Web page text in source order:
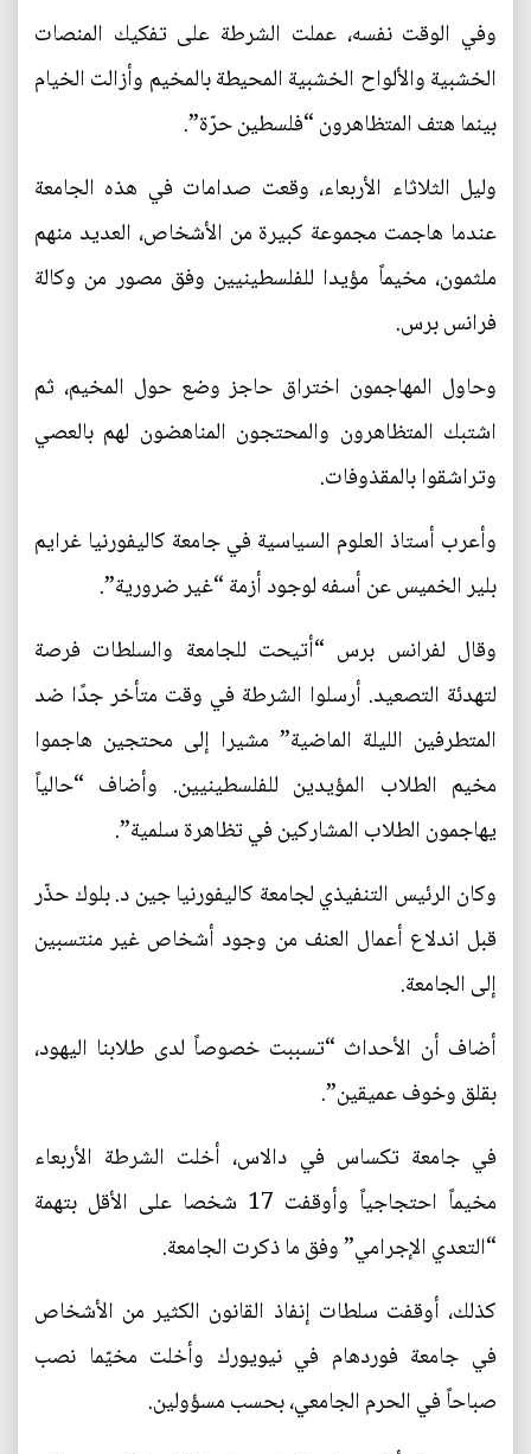
وفي الوقت نفسه، عملت الشرطة على تفكيك المنصات
الخشبية والألواح الخشبية المحيطة بالمخيم وأزالت الخيام
بينما هتف المتظاهرون “فلسطين حرّة”.
وليل الثلاثاء الأربعاء، وقعت صدامات في هذه الجامعة
عندما هاجمت مجموعة كبيرة من الأشخاص، العديد منهم
ملثمون، مخيماً مؤيدا للفلسطينيين وفق مصور من وكالة
فرانس برس.
وحاول المهاجمون اختراق حاجز وضع حول المخيم، ثم
اشتبك المتظاهرون والمحتجون المناهضون لهم بالعصي
وتراشقوا بالمقذوفات.
وأعرب أستاذ العلوم السياسية في جامعة كاليفورنيا غرايم
بلير الخميس عن أسفه لوجود أزمة “غير ضرورية”.
وقال لفرانس برس “أتيحت للجامعة والسلطات فرصة
لتهدئة التصعيد. أرسلوا الشرطة في وقت متأخر جدًا ضد
المتطرفين الليلة الماضية” مشيرا إلى محتجين هاجموا
مخيم الطلاب المؤيدين للفلسطينيين. وأضاف “حالياً
يهاجمون الطلاب المشاركين في تظاهرة سلمية”.
وكان الرئيس التنفيذي لجامعة كاليفورنيا جين د. بلوك حذّر
قبل اندلاع أعمال العنف من وجود أشخاص غير منتسبين
إلى الجامعة.
أضاف أن الأحداث “تسببت خصوصاً لدى طلابنا اليهود،
بقلق وخوف عميقين”.
في جامعة تكساس في دالاس، أخلت الشرطة الأربعاء
مخيماً احتجاجياً وأوقفت 17 شخصا على الأقل بتهمة
“التعدي الإجرامي” وفق ما ذكرت الجامعة.
كذلك، أوقفت سلطات إنفاذ القانون الكثير من الأشخاص
في جامعة فوردهام في نيويورك وأخلت مخيّما نصب
صباحاً في الحرم الجامعي، بحسب مسؤولين.